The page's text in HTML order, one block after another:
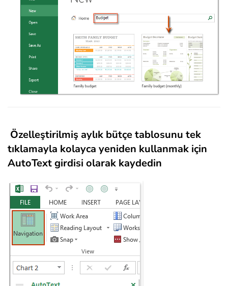
Özelleştirilmiş aylık bütçe tablosunu tek
tıklamayla kolayca yeniden kullanmak için
AutoText girdisi olarak kaydedin